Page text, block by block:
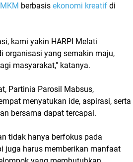
berbasis ekonomi kreatif di
kami yakin HARPI Melati
organisasi yang semakin maju,
masyarakat," katanya.
Partinia Parosil Mabsus,
menyatukan ide, aspirasi, serta
bersama dapat tercapai.
tidak hanya berfokus pada
juga harus memberikan manfaat